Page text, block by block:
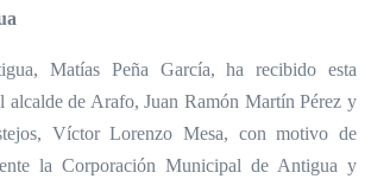
Matías Peña García, ha recibido esta
alcalde de Arafo, Juan Ramón Martín Pérez y
Víctor Lorenzo Mesa, con motivo de
la Corporación Municipal de Antigua y